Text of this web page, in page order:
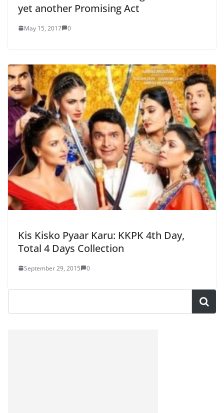
yet another Promising Act
May 15, 2017 0
Kis Kisko Pyaar Karu: KKPK 4th Day,
Total 4 Days Collection
September 29, 2015 0